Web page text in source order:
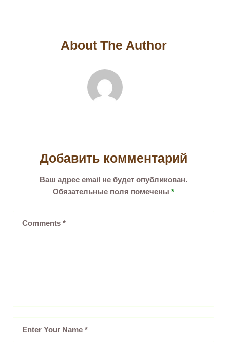
About The Author
Добавить комментарий
Ваш адрес email не будет опубликован.
Обязательные поля помечены *